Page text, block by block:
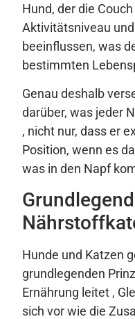
Hund, der die
Aktivitätsniveau
beeinflussen, was
bestimmten
Genau deshalb
darüber, was jeder
, nicht nur, dass er
Position, wenn es
was in den Napf
Hunde und Katzen
grundlegenden
Ernährung leitet ,
sich vor wie die